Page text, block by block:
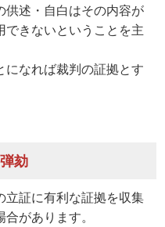
供述・自白はその内容が
きないということを主
なれば裁判の証拠とす
劾
立証に有利な証拠を収集
があります。